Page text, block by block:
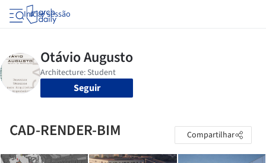
Iniciar sessão
Seguir
CAD-RENDER-BIM Compartilhar